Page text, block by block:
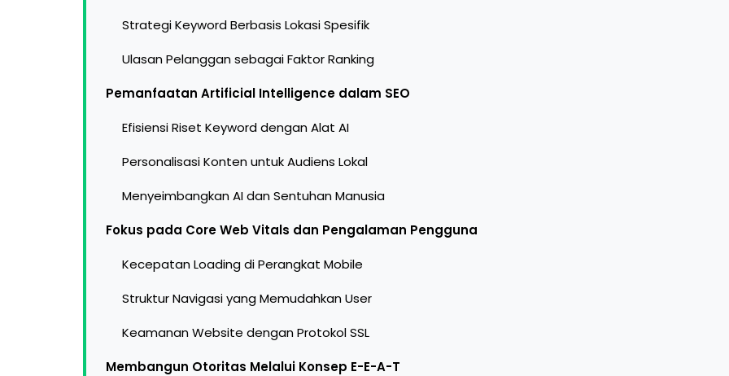
Strategi Keyword Berbasis Lokasi Spesifik
Ulasan Pelanggan sebagai Faktor Ranking
Pemanfaatan Artificial Intelligence dalam SEO
Efisiensi Riset Keyword dengan Alat AI
Personalisasi Konten untuk Audiens Lokal
Menyeimbangkan AI dan Sentuhan Manusia
Fokus pada Core Web Vitals dan Pengalaman Pengguna
Kecepatan Loading di Perangkat Mobile
Struktur Navigasi yang Memudahkan User
Keamanan Website dengan Protokol SSL
Membangun Otoritas Melalui Konsep E-E-A-T